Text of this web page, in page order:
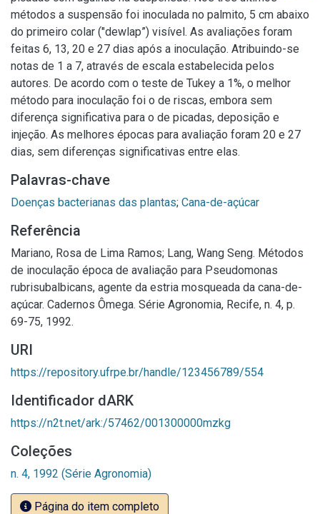
métodos a suspensão foi inoculada no palmito, 5 cm abaixo
do primeiro colar ("dewlap”) visível. As avaliações foram
feitas 6, 13, 20 e 27 dias após a inoculação. Atribuindo-se
notas de 1 a 7, através de escala estabelecida pelos
autores. De acordo com o teste de Tukey a 1%, o melhor
método para inoculação foi o de riscas, embora sem
diferença significativa para o de picadas, deposição e
injeção. As melhores épocas para avaliação foram 20 e 27
dias, sem diferenças significativas entre elas.
Palavras-chave
Doenças bacterianas das plantas; Cana-de-açúcar
Referência
Mariano, Rosa de Lima Ramos; Lang, Wang Seng. Métodos
de inoculação época de avaliação para Pseudomonas
rubrisubalbicans, agente da estria mosqueada da cana-de-
açúcar. Cadernos Ômega. Série Agronomia, Recife, n. 4, p.
69-75, 1992.
URI
https://repository.ufrpe.br/handle/123456789/554
Identificador dARK
https://n2t.net/ark:/57462/001300000mzkg
Coleções
n. 4, 1992 (Série Agronomia)
Página do item completo